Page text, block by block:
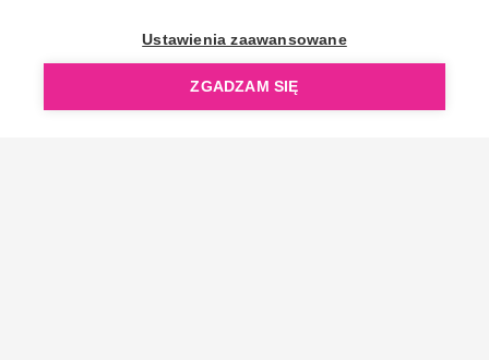
Ustawienia zaawansowane
ZGADZAM SIĘ
OpenGift jest częścią ReflectGroup.